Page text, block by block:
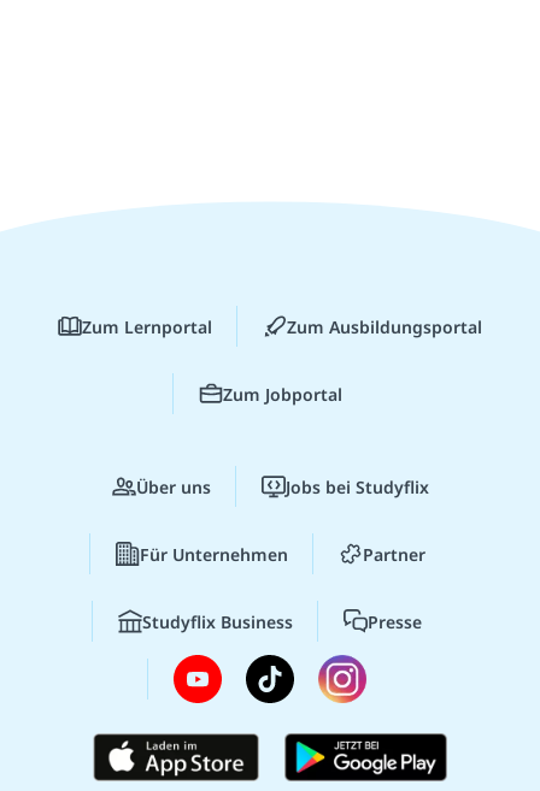
Zum Lernportal Zum Ausbildungsportal
Zum Jobportal
Über uns Jobs bei Studyflix
Für Unternehmen Partner
Studyflix Business Presse